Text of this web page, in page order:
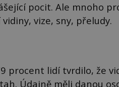
pocit. Ale mnoho
vize, sny, přeludy.
procent lidí tvrdilo, že
Údajně měli danou